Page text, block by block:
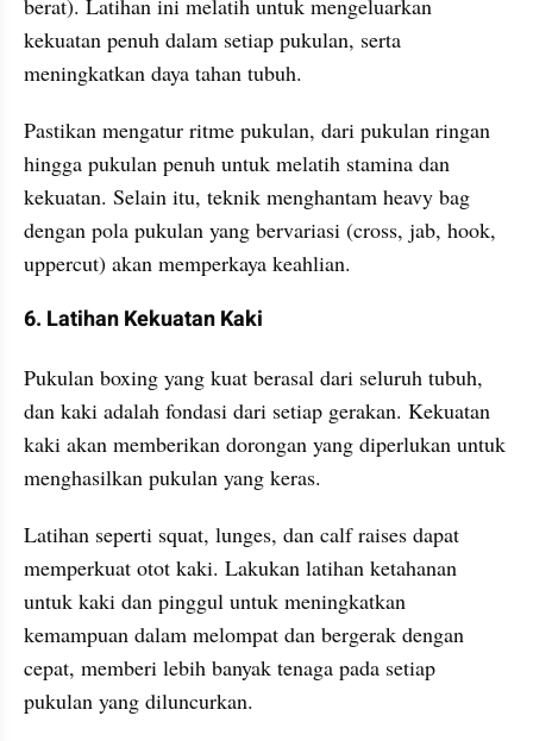
berat). Latihan ini melatih untuk mengeluarkan
kekuatan penuh dalam setiap pukulan, serta
meningkatkan daya tahan tubuh.
Pastikan mengatur ritme pukulan, dari pukulan ringan
hingga pukulan penuh untuk melatih stamina dan
kekuatan. Selain itu, teknik menghantam heavy bag
dengan pola pukulan yang bervariasi (cross, jab, hook,
uppercut) akan memperkaya keahlian.
6. Latihan Kekuatan Kaki
Pukulan boxing yang kuat berasal dari seluruh tubuh,
dan kaki adalah fondasi dari setiap gerakan. Kekuatan
kaki akan memberikan dorongan yang diperlukan untuk
menghasilkan pukulan yang keras.
Latihan seperti squat, lunges, dan calf raises dapat
memperkuat otot kaki. Lakukan latihan ketahanan
untuk kaki dan pinggul untuk meningkatkan
kemampuan dalam melompat dan bergerak dengan
cepat, memberi lebih banyak tenaga pada setiap
pukulan yang diluncurkan.